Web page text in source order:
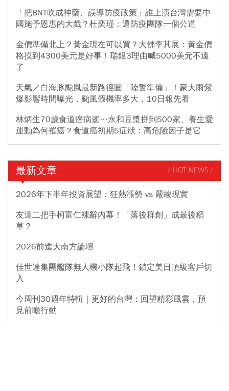
「把BNT吹成神藥、誤導防疫政策」誰上演台灣需要中
國施予恩惠的大戲？杜奕瑾：還防疫團隊一個公道
金價準備北上？黃金現在可以買？大佛李其展：黃金價
格摸到4300美元是好事！瑞銀3理由喊5000美元不遠
了
天氣／白海豚颱風最新路徑圖「陸警準備」！豪大雨紫
爆影響時間曝光，颱風假機率多大，10日報先看
林炳生70歲食道癌病逝…永和豆漿拼到500家、養生愛
運動為何罹癌？食道癌初期5症狀：高危險因子是它
最新文章 / HOT NEWS /
2026年下半年投資展望：狂熱漲勢 vs 嚴峻現實
友達二把手柯富仁裸辭內幕！「落後群創」成最後稻
草？
2026前進大南方論壇
佳世達集團艦隊無人機小隊起飛！鎖定美日頂級客戶切
入
今周刊30週年特輯｜更好的台灣：回望精彩風雲，預
見前瞻行動